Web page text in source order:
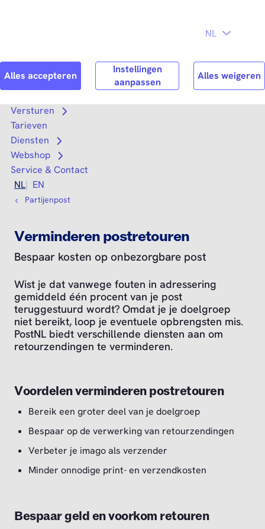
Search Zoek
Versturen
Open submenu
Tarieven
Diensten
Open submenu
Webshop
Open submenu
Service & Contact
NL
EN
Partijenpost
Verminderen postretouren
Bespaar kosten op onbezorgbare post
Wist je dat vanwege fouten in adressering
gemiddeld één procent van je post
teruggestuurd wordt? Omdat je je doelgroep
niet bereikt, loop je eventuele opbrengsten mis.
PostNL biedt verschillende diensten aan om
retourzendingen te verminderen.
Voordelen verminderen postretouren
Bereik een groter deel van je doelgroep
Bespaar op de verwerking van retourzendingen
Verbeter je imago als verzender
Minder onnodige print- en verzendkosten
Bespaar geld en voorkom retouren